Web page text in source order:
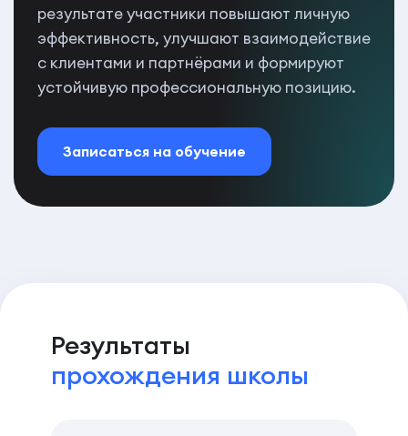
результате участники повышают личную
эффективность, улучшают взаимодействие
с клиентами и партнёрами и формируют
устойчивую профессиональную позицию.
Записаться на обучение
Результаты
прохождения школы